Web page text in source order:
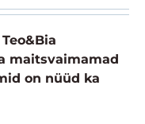
maitsvaimamad
on nüüd ka